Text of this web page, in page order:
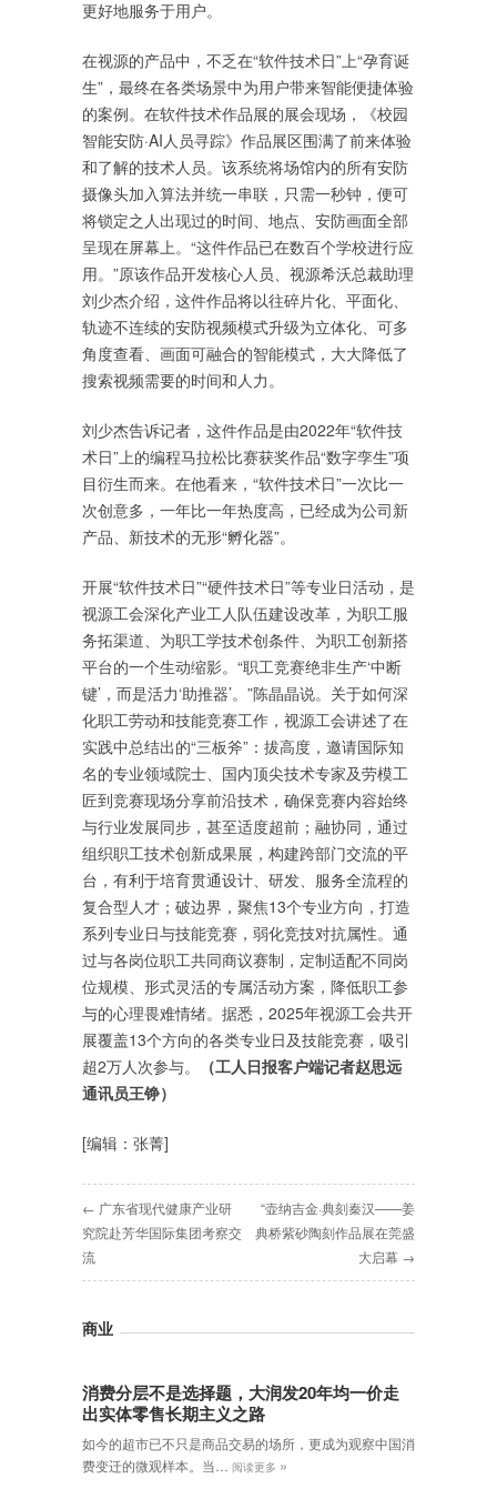
更好地服务于用户。
在视源的产品中，不乏在“软件技术日”上“孕育诞
生”，最终在各类场景中为用户带来智能便捷体验
的案例。在软件技术作品展的展会现场，《校园
智能安防·AI人员寻踪》作品展区围满了前来体验
和了解的技术人员。该系统将场馆内的所有安防
摄像头加入算法并统一串联，只需一秒钟，便可
将锁定之人出现过的时间、地点、安防画面全部
呈现在屏幕上。“这件作品已在数百个学校进行应
用。”原该作品开发核心人员、视源希沃总裁助理
刘少杰介绍，这件作品将以往碎片化、平面化、
轨迹不连续的安防视频模式升级为立体化、可多
角度查看、画面可融合的智能模式，大大降低了
搜索视频需要的时间和人力。
刘少杰告诉记者，这件作品是由2022年“软件技
术日”上的编程马拉松比赛获奖作品“数字孪生”项
目衍生而来。在他看来，“软件技术日”一次比一
次创意多，一年比一年热度高，已经成为公司新
产品、新技术的无形“孵化器”。
开展“软件技术日”“硬件技术日”等专业日活动，是
视源工会深化产业工人队伍建设改革，为职工服
务拓渠道、为职工学技术创条件、为职工创新搭
平台的一个生动缩影。“职工竞赛绝非生产‘中断
键’，而是活力‘助推器’。”陈晶晶说。关于如何深
化职工劳动和技能竞赛工作，视源工会讲述了在
实践中总结出的“三板斧”：拔高度，邀请国际知
名的专业领域院士、国内顶尖技术专家及劳模工
匠到竞赛现场分享前沿技术，确保竞赛内容始终
与行业发展同步，甚至适度超前；融协同，通过
组织职工技术创新成果展，构建跨部门交流的平
台，有利于培育贯通设计、研发、服务全流程的
复合型人才；破边界，聚焦13个专业方向，打造
系列专业日与技能竞赛，弱化竞技对抗属性。通
过与各岗位职工共同商议赛制，定制适配不同岗
位规模、形式灵活的专属活动方案，降低职工参
与的心理畏难情绪。据悉，2025年视源工会共开
展覆盖13个方向的各类专业日及技能竞赛，吸引
超2万人次参与。
（工人日报客户端记者赵思远
通讯员王铮）
[编辑：张菁]
← 广东省现代健康产业研
究院赴芳华国际集团考察交
流
“壶纳吉金·典刻秦汉——姜
典桥紫砂陶刻作品展在莞盛
大启幕 →
商业
消费分层不是选择题，大润发20年均一价走
出实体零售长期主义之路
如今的超市已不只是商品交易的场所，更成为观察中国消
费变迁的微观样本。当…
阅读更多 »